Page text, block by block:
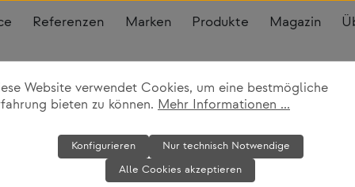
Referenzen Marken Produkte Magazin
Tableau
Website verwendet Cookies, um eine bestmögliche
bieten zu können. Mehr Informationen ...
Nur technisch Notwendige
Konfigurieren
Alle Cookies akzeptieren